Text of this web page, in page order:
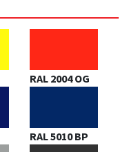
RAL 2004 OG
RAL 5010 BP